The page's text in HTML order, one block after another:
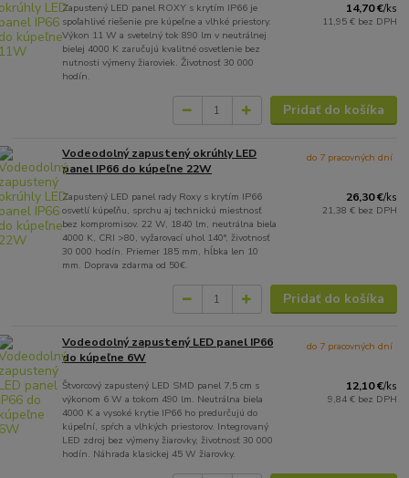
Zapustený LED panel ROXY s krytím IP66 je
spoľahlivé riešenie pre kúpeľne a vlhké priestory.
Výkon 11 W a svetelný tok 890 lm v neutrálnej
bielej 4000 K zaručujú kvalitné osvetlenie bez
nutnosti výmeny žiaroviek. Životnosť 30 000
hodín.
14,70 €/ks
11,95 € bez DPH
Pridať do košíka
Vodeodolný zapustený okrúhly LED
panel IP66 do kúpeľne 22W
Zapustený LED panel rady Roxy s krytím IP66
osvetlí kúpeľňu, sprchu aj technickú miestnosť
bez kompromisov. 22 W, 1840 lm, neutrálna biela
4000 K, CRI >80, vyžarovací uhol 140°, životnosť
30 000 hodín. Priemer 185 mm, hĺbka len 10
mm. Doprava zdarma od 50€.
26,30 €/ks
21,38 € bez DPH
do 7 pracovných dní
Pridať do košíka
Vodeodolný zapustený LED panel IP66
do kúpeľne 6W
Štvorcový zapustený LED SMD panel 7,5 cm s
výkonom 6 W a tokom 490 lm. Neutrálna biela
4000 K a vysoké krytie IP66 ho predurčujú do
kúpeľní, spŕch a vlhkých priestorov. Integrovaný
LED zdroj bez výmeny žiarovky, životnosť 30 000
hodín. Náhrada klasickej 45 W žiarovky.
12,10 €/ks
9,84 € bez DPH
do 7 pracovných dní